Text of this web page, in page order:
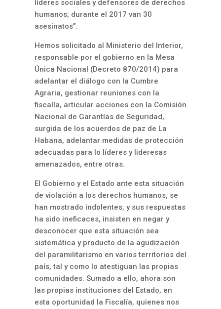
líderes sociales y defensores de derechos
humanos; durante el 2017 van 30
asesinatos”.
Hemos solicitado al Ministerio del Interior,
responsable por el gobierno en la Mesa
Única Nacional (Decreto 870/2014) para
adelantar el diálogo con la Cumbre
Agraria, gestionar reuniones con la
fiscalía, articular acciones con la Comisión
Nacional de Garantías de Seguridad,
surgida de los acuerdos de paz de La
Habana, adelantar medidas de protección
adecuadas para lo líderes y lideresas
amenazados, entre otras.
El Gobierno y el Estado ante esta situación
de violación a los derechos humanos, se
han mostrado indolentes, y sus respuestas
ha sido ineficaces, insisten en negar y
desconocer que esta situación sea
sistemática y producto de la agudización
del paramilitarismo en varios territorios del
país, tal y como lo atestiguan las propias
comunidades. Sumado a ello, ahora son
las propias instituciones del Estado, en
esta oportunidad la Fiscalía, quienes nos